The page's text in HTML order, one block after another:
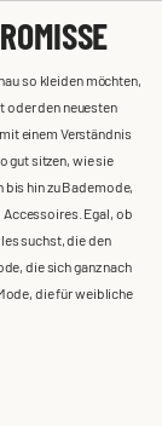
so kleiden möchten,
oder den neuesten
einem Verständnis
gut sitzen, wie sie
bis hin zu Bademode,
Egal, ob
suchst, die den
die sich ganz nach
die für weibliche